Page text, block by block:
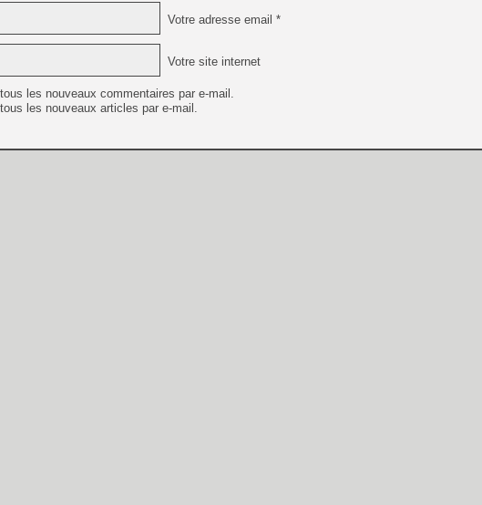
Votre adresse email *
Votre site internet
les nouveaux commentaires par e-mail.
les nouveaux articles par e-mail.